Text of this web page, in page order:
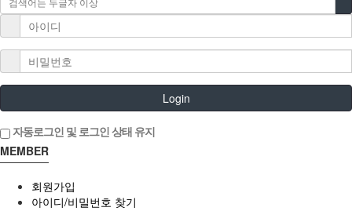
Login
자동로그인 및 로그인 상태 유지
MEMBER
회원가입
아이디/비밀번호 찾기